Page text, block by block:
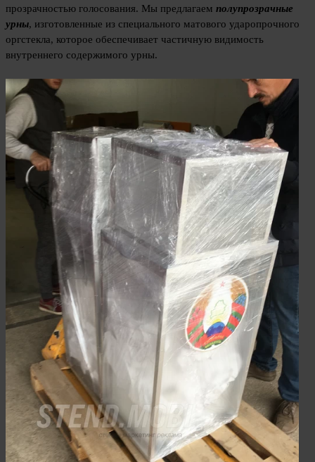
прозрачностью голосования. Мы предлагаем полупрозрачные
урны, изготовленные из специального матового ударопрочного
оргстекла, которое обеспечивает частичную видимость
внутреннего содержимого урны.